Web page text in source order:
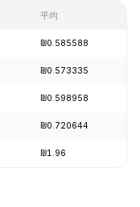
平均
₪0.585588
₪0.573335
₪0.598958
₪0.720644
₪1.96